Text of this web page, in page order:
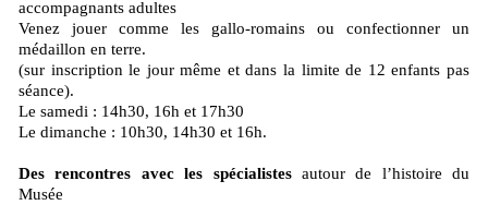
accompagnants adultes
Venez jouer comme les gallo-romains ou confectionner un
médaillon en terre.
(sur inscription le jour même et dans la limite de 12 enfants pas
séance).
Le samedi : 14h30, 16h et 17h30
Le dimanche : 10h30, 14h30 et 16h.
Des rencontres avec les spécialistes autour de l’histoire du
Musée